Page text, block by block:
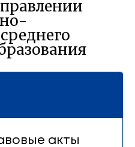
акты